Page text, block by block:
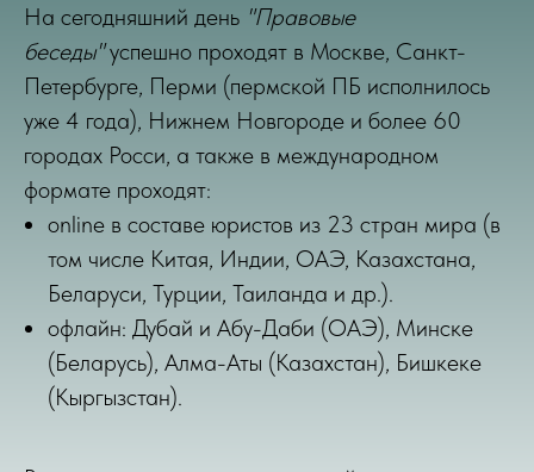
На сегодняшний день "Правовые
беседы"успешно проходят в Москве, Санкт-
Петербурге, Перми (пермской ПБ исполнилось
уже 4 года), Нижнем Новгороде и более 60
городах Росси, а также в международном
формате проходят:
online в составе юристов из 23 стран мира (в
том числе Китая, Индии, ОАЭ, Казахстана,
Беларуси, Турции, Таиланда и др.).
офлайн: Дубай и Абу-Даби (ОАЭ), Минске
(Беларусь), Алма-Аты (Казахстан), Бишкеке
(Кыргызстан).